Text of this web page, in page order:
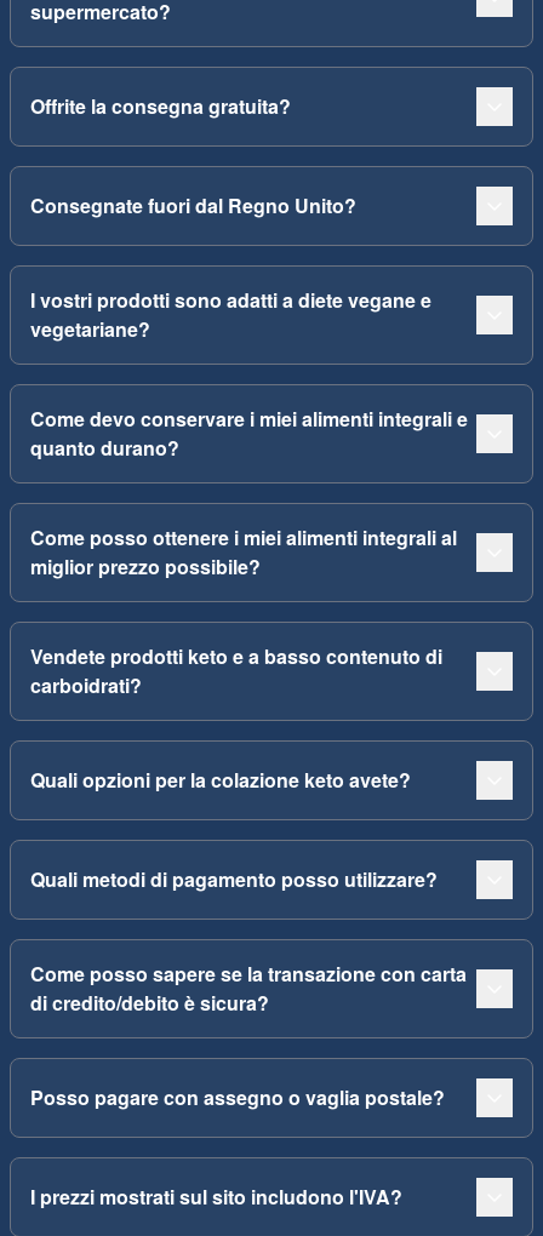
supermercato?
Offrite la consegna gratuita?
Consegnate fuori dal Regno Unito?
I vostri prodotti sono adatti a diete vegane e
vegetariane?
Come devo conservare i miei alimenti integrali e
quanto durano?
Come posso ottenere i miei alimenti integrali al
miglior prezzo possibile?
Vendete prodotti keto e a basso contenuto di
carboidrati?
Quali opzioni per la colazione keto avete?
Quali metodi di pagamento posso utilizzare?
Come posso sapere se la transazione con carta
di credito/debito è sicura?
Posso pagare con assegno o vaglia postale?
I prezzi mostrati sul sito includono l'IVA?